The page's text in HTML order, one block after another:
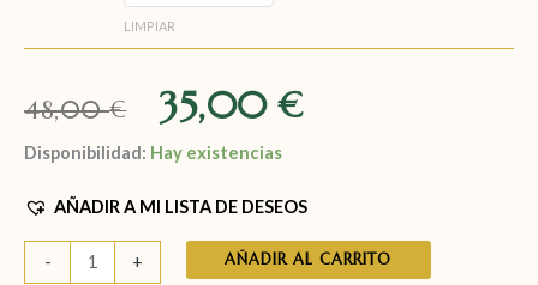
LIMPIAR
48,00€ 35,00€
Disponibilidad: Hay existencias
AÑADIR A MI LISTA DE DESEOS
- + AÑADIR AL CARRITO